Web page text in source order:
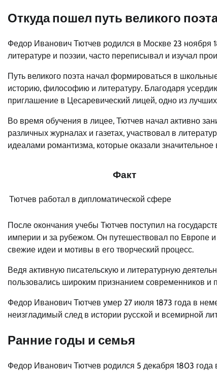
Откуда пошел путь великого
Федор Иванович Тютчев родился в Москве 23 ноября
литературе и поэзии, часто переписывал и изучал
Путь великого поэта начал формироваться в
историю, философию и литературу. Благодаря
приглашение в Цесаревический лицей, одно из
Во время обучения в лицее, Тютчев начал активно
различных журналах и газетах, участвовал в
идеалами романтизма, которые оказали значительное
Факт
Тютчев работал в дипломатической сфере
После окончания учебы Тютчев поступил на
империи и за рубежом. Он путешествовал по Европе и
свежие идеи и мотивы в его творческий процесс.
Ведя активную писательскую и литературную
пользовались широким признанием современников
Федор Иванович Тютчев умер 27 июля 1873 года в
неизгладимый след в истории русской и всемирной
Ранние годы и семья
Федор Иванович Тютчев родился 5 декабря 1803 года